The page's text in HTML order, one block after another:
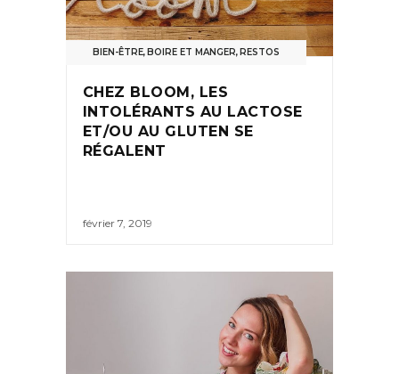
BIEN-ÊTRE,BOIRE ET MANGER,RESTOS
CHEZ BLOOM, LES
INTOLÉRANTS AU LACTOSE
ET/OU AU GLUTEN SE
RÉGALENT
février 7, 2019